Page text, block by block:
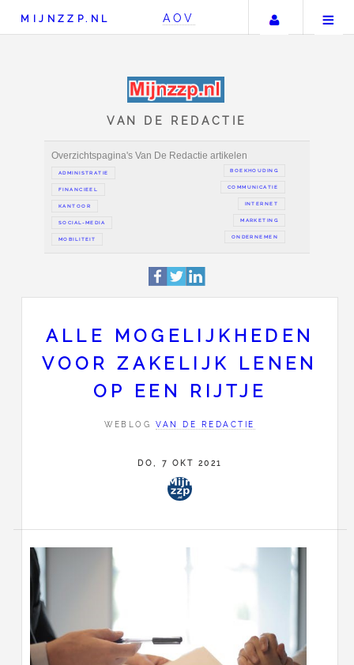
MIJNZZP.NL AOV Uw
VAN DE REDACTIE
Overzichtspagina's Van De Redactie artikelen
ADMINISTRATIE
MOBILITEIT
ALLE MOGELIJKHEDEN
VOOR ZAKELIJK LENEN
OP EEN RIJTJE
WEBLOGVAN DE REDACTIE
DO, 7 OKT 2021